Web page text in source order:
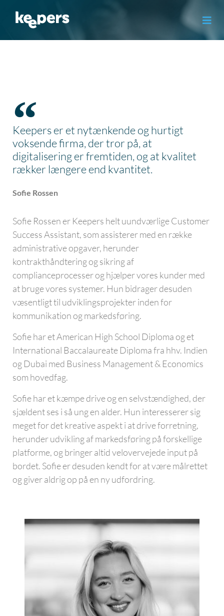
indholdet
Keepers er et nytænkende og hurtigt
voksende firma, der tror på, at
digitalisering er fremtiden, og at kvalitet
rækker længere end kvantitet.
Sofie Rossen
Sofie Rossen er Keepers helt uundværlige Customer
Success Assistant, som assisterer med en række
administrative opgaver, herunder
kontrakthåndtering og sikring af
complianceprocesser og hjælper vores kunder med
at bruge vores systemer. Hun bidrager desuden
væsentligt til udviklingsprojekter inden for
kommunikation og markedsføring.
Sofie har et American High School Diploma og et
International Baccalaureate Diploma fra hhv. Indien
og Dubai med Business Management & Economics
som hovedfag.
Sofie har et kæmpe drive og en selvstændighed, der
sjældent ses i så ung en alder. Hun interesserer sig
meget for det kreative aspekt i at drive forretning,
herunder udvikling af markedsføring på forskellige
platforme, og bringer altid velovervejede input på
bordet. Sofie er desuden kendt for at være målrettet
og giver aldrig op på en ny udfordring.